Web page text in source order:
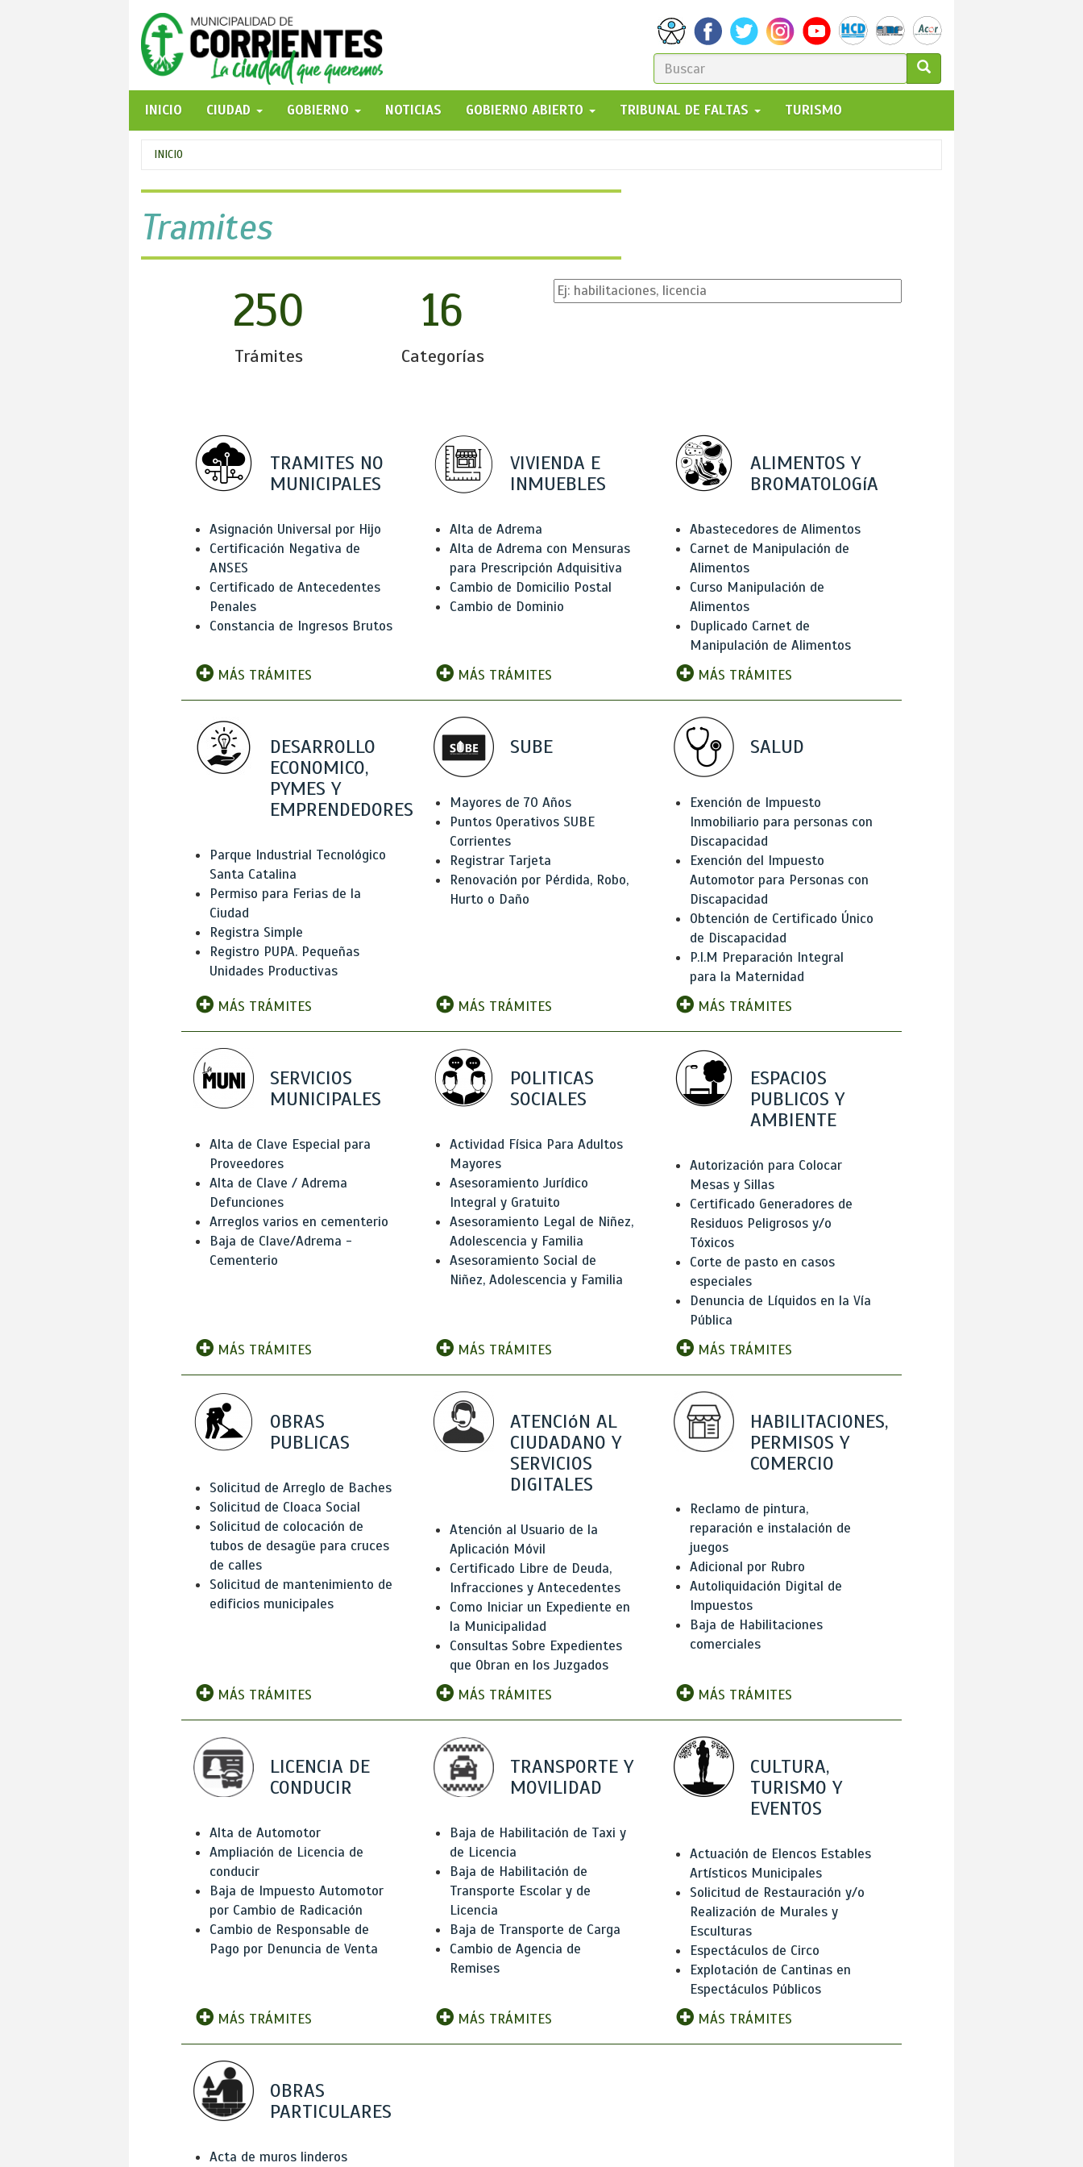
FORMULARIO
DE
BÚSQUEDA
GO!
INICIO
CIUDAD GOBIERNO NOTICIAS GOBIERNO ABIERTO TRIBUNAL DE FALTAS TURISMO
Se
encuentra
usted
aquí
INICIO
Tramites
250
Trámites
16
Categorías
TRAMITES NO
MUNICIPALES
Asignación Universal por Hijo
Certificación Negativa de
ANSES
Certificado de Antecedentes
Penales
Constancia de Ingresos Brutos
MÁS TRÁMITES
VIVIENDA E
INMUEBLES
Alta de Adrema
Alta de Adrema con Mensuras
para Prescripción Adquisitiva
Cambio de Domicilio Postal
Cambio de Dominio
MÁS TRÁMITES
ALIMENTOS Y
BROMATOLOGíA
Abastecedores de Alimentos
Carnet de Manipulación de
Alimentos
Curso Manipulación de
Alimentos
Duplicado Carnet de
Manipulación de Alimentos
MÁS TRÁMITES
DESARROLLO
ECONOMICO,
PYMES Y
EMPRENDEDORES
Parque Industrial Tecnológico
Santa Catalina
Permiso para Ferias de la
Ciudad
Registra Simple
Registro PUPA. Pequeñas
Unidades Productivas
MÁS TRÁMITES
SUBE
Mayores de 70 Años
Puntos Operativos SUBE
Corrientes
Registrar Tarjeta
Renovación por Pérdida, Robo,
Hurto o Daño
MÁS TRÁMITES
SALUD
Exención de Impuesto
Inmobiliario para personas con
Discapacidad
Exención del Impuesto
Automotor para Personas con
Discapacidad
Obtención de Certificado Único
de Discapacidad
P.I.M Preparación Integral
para la Maternidad
MÁS TRÁMITES
SERVICIOS
MUNICIPALES
Alta de Clave Especial para
Proveedores
Alta de Clave / Adrema
Defunciones
Arreglos varios en cementerio
Baja de Clave/Adrema -
Cementerio
MÁS TRÁMITES
POLITICAS
SOCIALES
Actividad Física Para Adultos
Mayores
Asesoramiento Jurídico
Integral y Gratuito
Asesoramiento Legal de Niñez,
Adolescencia y Familia
Asesoramiento Social de
Niñez, Adolescencia y Familia
MÁS TRÁMITES
ESPACIOS
PUBLICOS Y
AMBIENTE
Autorización para Colocar
Mesas y Sillas
Certificado Generadores de
Residuos Peligrosos y/o
Tóxicos
Corte de pasto en casos
especiales
Denuncia de Líquidos en la Vía
Pública
MÁS TRÁMITES
OBRAS
PUBLICAS
Solicitud de Arreglo de Baches
Solicitud de Cloaca Social
Solicitud de colocación de
tubos de desagüe para cruces
de calles
Solicitud de mantenimiento de
edificios municipales
MÁS TRÁMITES
ATENCIóN AL
CIUDADANO Y
SERVICIOS
DIGITALES
Atención al Usuario de la
Aplicación Móvil
Certificado Libre de Deuda,
Infracciones y Antecedentes
Como Iniciar un Expediente en
la Municipalidad
Consultas Sobre Expedientes
que Obran en los Juzgados
MÁS TRÁMITES
HABILITACIONES,
PERMISOS Y
COMERCIO
Reclamo de pintura,
reparación e instalación de
juegos
Adicional por Rubro
Autoliquidación Digital de
Impuestos
Baja de Habilitaciones
comerciales
MÁS TRÁMITES
LICENCIA DE
CONDUCIR
Alta de Automotor
Ampliación de Licencia de
conducir
Baja de Impuesto Automotor
por Cambio de Radicación
Cambio de Responsable de
Pago por Denuncia de Venta
MÁS TRÁMITES
TRANSPORTE Y
MOVILIDAD
Baja de Habilitación de Taxi y
de Licencia
Baja de Habilitación de
Transporte Escolar y de
Licencia
Baja de Transporte de Carga
Cambio de Agencia de
Remises
MÁS TRÁMITES
CULTURA,
TURISMO Y
EVENTOS
Actuación de Elencos Estables
Artísticos Municipales
Solicitud de Restauración y/o
Realización de Murales y
Esculturas
Espectáculos de Circo
Explotación de Cantinas en
Espectáculos Públicos
MÁS TRÁMITES
OBRAS
PARTICULARES
Acta de muros linderos